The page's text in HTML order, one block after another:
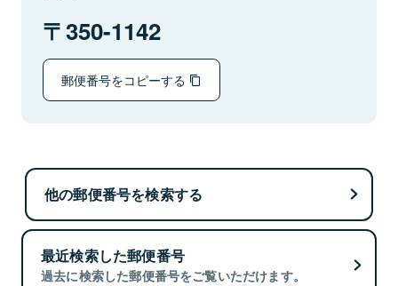
350-1142
郵便番号をコピーする
他の郵便番号を検索する
最近検索した郵便番号
過去に検索した郵便番号をご覧いただけます。